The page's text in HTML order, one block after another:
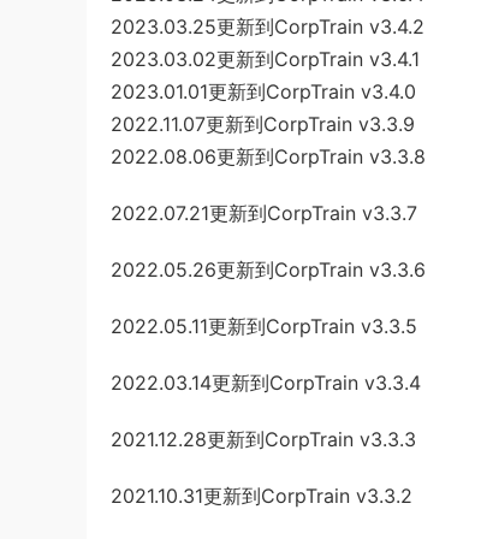
2023.03.25更新到CorpTrain v3.4.2
2023.03.02更新到CorpTrain v3.4.1
2023.01.01更新到CorpTrain v3.4.0
2022.11.07更新到CorpTrain v3.3.9
2022.08.06更新到CorpTrain v3.3.8
2022.07.21更新到CorpTrain v3.3.7
2022.05.26更新到CorpTrain v3.3.6
2022.05.11更新到CorpTrain v3.3.5
2022.03.14更新到CorpTrain v3.3.4
2021.12.28更新到CorpTrain v3.3.3
2021.10.31更新到CorpTrain v3.3.2